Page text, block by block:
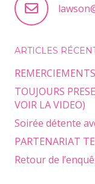
ARTICLES
REMERCIEMENTS
TOUJOURS
VOIR LA VIDEO)
Soirée détente
PARTENARIAT
Retour de